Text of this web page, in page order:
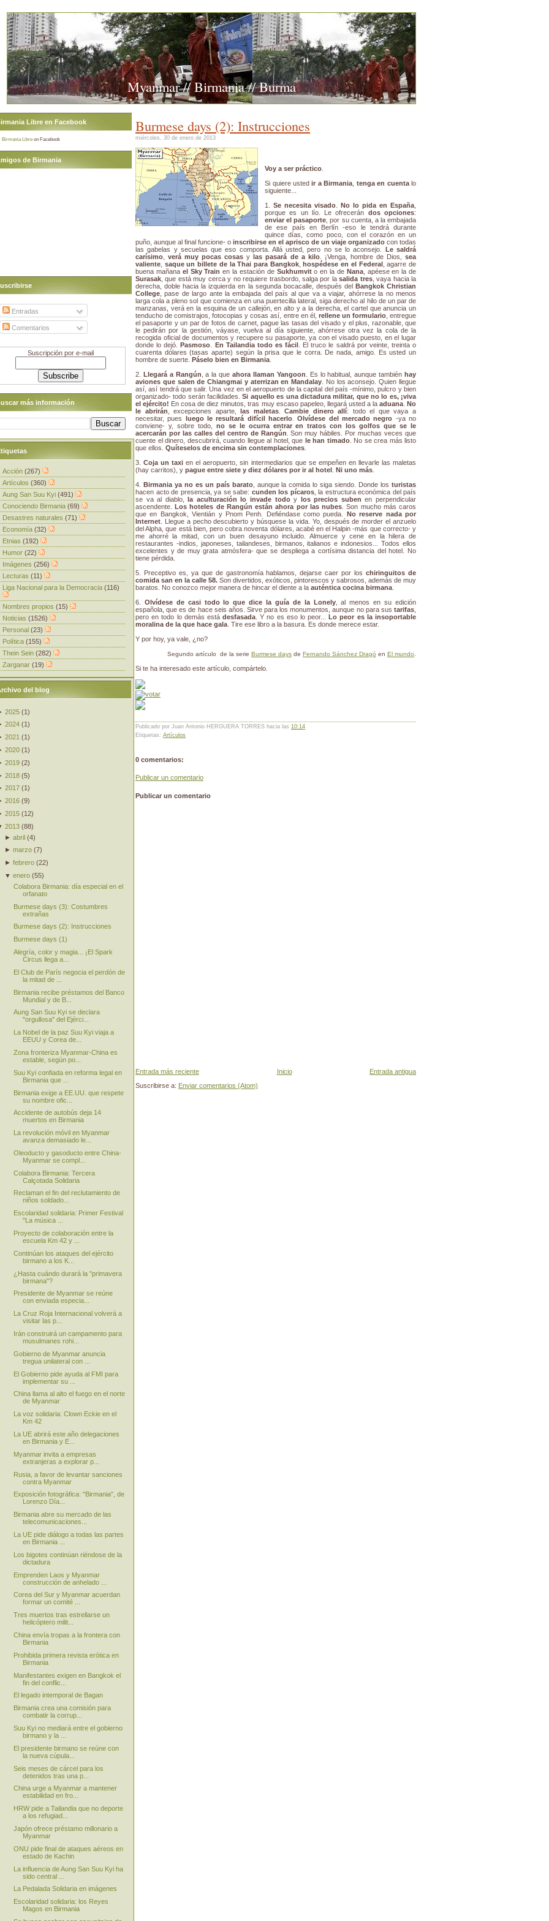
Myanmar // Birmania // Burma
Burmese days (2): Instrucciones
miércoles, 30 de enero de 2013
Voy a ser práctico
Si quiere ustedir a Birmania tenga en cuentalo
siguiente...
1.Se necesita visado No lo pida en España
porque es un lío. Le ofrecerán dos opciones:
enviar el pasaporte , por su cuenta, a la embajada
de ese país en Berlín -eso le tendrá durante
quince días, como poco, con el corazón en un
puño, aunque al final funcione- o inscribirse en el aprisco de un viaje organizado con todas
las gabelas y secuelas que eso comporta. Allá usted, pero no se lo aconsejo.
Le saldrá
carísimo ,verá muy pocas cosas y las pasará de a kilo. ¡Venga, hombre de Dios,sea
valiente saque un billete de la Thai para Bangkok, hospédese en el Federal
, agarre de
buena mañana el Sky Trainen la estación deSukhumvito en la deNana, apéese en la de
Surasak , que está muy cerca y no requiere trasbordo, salga por lasalida tres, vaya hacia la
derecha, doble hacia la izquierda en la segunda bocacalle, después del
Bangkok Christian
College , pase de largo ante la embajada del país al que va a viajar, ahórrese la no menos
larga cola a pleno sol que comienza en una puertecilla lateral, siga derecho al hilo de un par de
manzanas, verá en la esquina de un callejón, en alto y a la derecha, el cartel que anuncia un
tenducho de comistrajos, fotocopias y cosas así, entre en él, rellene un formulario, entregue
el pasaporte y un par de fotos de carnet, pague las tasas del visado y el plus, razonable, que
le pedirán por la gestión, váyase, vuelva al día siguiente, ahórrese otra vez la cola de la
recogida oficial de documentos y recupere su pasaporte, ya con el visado puesto, en el lugar
donde lo dejó.
Pasmoso En Tailandia todo es fácil
. El truco le saldrá por veinte, treinta o
cuarenta dólares (tasas aparte) según la prisa que le corra. De nada, amigo. Es usted un
hombre de suerte.
Páselo bien en Birmania
2.
Llegará a Rangún , a la queahora llaman Yangoon . Es lo habitual, aunque también hay
aviones que salen de Chiangmai y aterrizan en Mandalay . No los aconsejo. Quien llegue
así, así tendrá que salir. Una vez en el aeropuerto de la capital del país -mínimo, pulcro y bien
organizado- todo serán facilidades.Si aquello es una dictadura militar, que no lo es, ¡viva
el ejército! En cosa de diez minutos, tras muy escaso papeleo, llegará usted a la aduana.
No
le abrirán , excepciones aparte, las maletas.Cambie dinero allí: todo el que vaya a
necesitar, pues
luego le resultará difícil hacerlo .Olvídese del mercado negro -ya no
conviene- y, sobre todo, no se le ocurra entrar en tratos con los golfos que se le
acercarán por las calles del centro de Rangún . Son muy hábiles. Por muchas veces que
cuente el dinero, descubrirá, cuando llegue al hotel, que le han timado. No se crea más listo
que ellos. Quíteselos de encima sin contemplaciones
3.Coja un taxi en el aeropuerto, sin intermediarios que se empeñen en llevarle las maletas
(hay carritos), y pague entre siete y diez dólares por ir al hotel Ni uno más
4.
Birmania ya no es un país barato, aunque la comida lo siga siendo. Donde los turistas
hacen acto de presencia, ya se sabe: cunden los pícaros, la estructura económica del país
se va al diablo,
la aculturación lo invade todoy los precios suben en perpendicular
ascendente.
Los hoteles de Rangún están ahora por las nubes . Son mucho más caros
que en Bangkok, Vientián y Pnom Penh. Defiéndase como pueda.
No reserve nada por
Internet . Llegue a pecho descubierto y búsquese la vida. Yo, después de morder el anzuelo
del Alpha, que está bien, pero cobra noventa dólares, acabé en el Halpin -más que correcto- y
me ahorré la mitad, con un buen desayuno incluido. Almuerce y cene en la hilera de
restaurantes -indios, japoneses, tailandeses, birmanos, italianos e indonesios... Todos ellos
excelentes y de muy grata atmósfera- que se despliega a cortísima distancia del hotel. No
tiene pérdida.
5. Preceptivo es, ya que de gastronomía hablamos, dejarse caer por loschiringuitos de
comida san en la calle 58. Son divertidos, exóticos, pintorescos y sabrosos, además de muy
baratos. No conozco mejor manera de hincar el diente a la auténtica cocina birmana
6. Olvídese de casi todo lo que dice la guía de la Lonely, al menos en su edición
española, que es de hace seis años. Sirve para los monumentos, aunque no para sus tarifas
pero en todo lo demás estádesfasada . Y no es eso lo peor...
Lo peor es la insoportable
moralina de la que hace gala . Tire ese libro a la basura. Es donde merece estar.
Y por hoy, ya vale, ¿no?
Segundo artículo de la serie Burmese days de Fernando Sánchez Dragó en El mundo.
Si te ha interesado este artículo, compártelo.
Publicado por Juan Antonio HERGUERA TORRES hacia las 10:14
Etiquetas: Artículos
0 comentarios:
Publicar un comentario
Publicar un comentario
Entrada más reciente Entrada antigua
Inicio
Suscribirse a: Enviar comentarios (Atom)
Libre en Facebook
Birmania Libre on Facebook
de Birmania
Entradas
Comentarios
Suscripción por e-mail
más información
Acción (267)
Artículos (360)
Aung San Suu Kyi (491)
Conociendo Birmania (69)
Desastres naturales (71)
Economía (32)
Etnias (192)
Humor (22)
Imágenes (256)
Lecturas (11)
Liga Nacional para la Democracia (116)
Nombres propios (15)
Noticias (1526)
Personal (23)
Política (155)
Thein Sein (282)
Zarganar (19)
del blog
2025 (1)
2024 (1 )
2021 (1)
2020 (1)
2019 (2)
2018 (5)
2017 (1 )
2016 (9)
2015 (12)
2013 (88)
►abril (4)
►marzo (7)
►febrero (22)
▼enero (55)
Colabora Birmania: día especial en el
orfanato
Burmese days (3): Costumbres
extrañas
Burmese days (2): Instrucciones
Burmese days (1)
Alegría, color y magia... ¡El Spark
Circus llega a...
El Club de París negocia el perdón de
la mitad de ...
Birmania recibe préstamos del Banco
Mundial y de B...
Aung San Suu Kyi se declara
"orgullosa" del Ejérci...
La Nobel de la paz Suu Kyi viaja a
EEUU y Corea de...
Zona fronteriza Myanmar-China es
estable, según po...
Suu Kyi confiada en reforma legal en
Birmania que ...
Birmania exige a EE.UU. que respete
su nombre ofic...
Accidente de autobús deja 14
muertos en Birmania
La revolución móvil en Myanmar
avanza demasiado le...
Oleoducto y gasoducto entre China-
Myanmar se compl...
Colabora Birmania: Tercera
Calçotada Solidaria
Reclaman el fin del reclutamiento de
niños soldado...
Escolaridad solidaria: Primer Festival
"La música ...
Proyecto de colaboración entre la
escuela Km 42 y ...
Continúan los ataques del ejército
birmano a los K...
¿Hasta cuándo durará la "primavera
birmana"?
Presidente de Myanmar se reúne
con enviada especia...
La Cruz Roja Internacional volverá a
visitar las p...
Irán construirá un campamento para
musulmanes rohi...
Gobierno de Myanmar anuncia
tregua unilateral con ...
El Gobierno pide ayuda al FMI para
implementar su ...
China llama al alto el fuego en el norte
de Myanmar
La voz solidaria: Clown Eckie en el
Km 42
La UE abrirá este año delegaciones
en Birmania y E...
Myanmar invita a empresas
extranjeras a explorar p...
Rusia, a favor de levantar sanciones
contra Myanmar
Exposición fotográfica: "Birmania", de
Lorenzo Día...
Birmania abre su mercado de las
telecomunicaciones...
La UE pide diálogo a todas las partes
en Birmania ...
Los bigotes continúan riéndose de la
dictadura
Emprenden Laos y Myanmar
construcción de anhelado ...
Corea del Sur y Myanmar acuerdan
formar un comité ...
Tres muertos tras estrellarse un
helicóptero milit...
China envía tropas a la frontera con
Birmania
Prohibida primera revista erótica en
Birmania
Manifestantes exigen en Bangkok el
fin del conflic...
El legado intemporal de Bagan
Birmania crea una comisión para
combatir la corrup...
Suu Kyi no mediará entre el gobierno
birmano y la ...
El presidente birmano se reúne con
la nueva cúpula...
Seis meses de cárcel para los
detenidos tras una p...
China urge a Myanmar a mantener
estabilidad en fro...
HRW pide a Tailandia que no deporte
a los refugiad...
Japón ofrece préstamo millonario a
Myanmar
ONU pide final de ataques aéreos en
estado de Kachin
La influencia de Aung San Suu Kyi ha
sido central ...
La Pedalada Solidaria en imágenes
Escolaridad solidaria: los Reyes
Magos en Birmania